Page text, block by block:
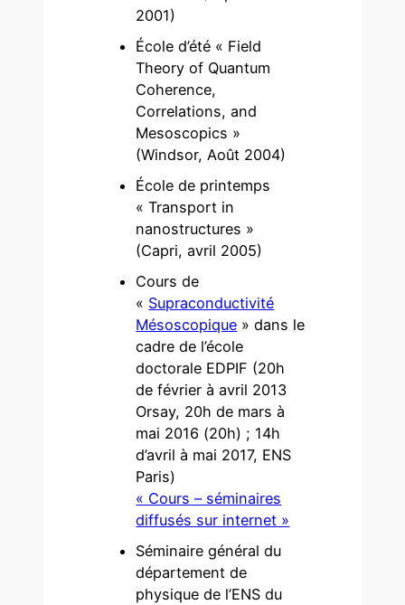
2001)
École d’été « Field
Theory of Quantum
Coherence,
Correlations, and
Mesoscopics »
(Windsor, Août 2004)
École de printemps
« Transport in
nanostructures »
(Capri, avril 2005)
Cours de
« Supraconductivité
Mésoscopique » dans le
cadre de l’école
doctorale EDPIF (20h
de février à avril 2013
Orsay, 20h de mars à
mai 2016 (20h) ; 14h
d’avril à mai 2017, ENS
Paris)
« Cours – séminaires
diffusés sur internet »
Séminaire général du
département de
physique de l’ENS du